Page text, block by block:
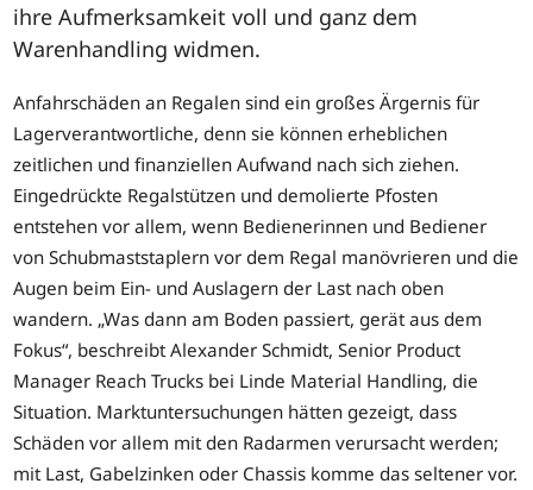
ihre Aufmerksamkeit voll und ganz dem
Warenhandling widmen.
Anfahrschäden an Regalen sind ein großes Ärgernis für
Lagerverantwortliche, denn sie können erheblichen
zeitlichen und finanziellen Aufwand nach sich ziehen.
Eingedrückte Regalstützen und demolierte Pfosten
entstehen vor allem, wenn Bedienerinnen und Bediener
von Schubmaststaplern vor dem Regal manövrieren und die
Augen beim Ein- und Auslagern der Last nach oben
wandern. „Was dann am Boden passiert, gerät aus dem
Fokus“, beschreibt Alexander Schmidt, Senior Product
Manager Reach Trucks bei Linde Material Handling, die
Situation. Marktuntersuchungen hätten gezeigt, dass
Schäden vor allem mit den Radarmen verursacht werden;
mit Last, Gabelzinken oder Chassis komme das seltener vor.